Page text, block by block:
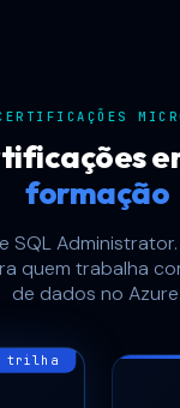
formação
SQL
quem trabalha
de dados no Azure.
trilha